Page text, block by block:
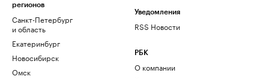
регионов
Санкт-Петербург
и область
Екатеринбург
Новосибирск
Омск
Уведомления
RSS Новости
РБК
О компании